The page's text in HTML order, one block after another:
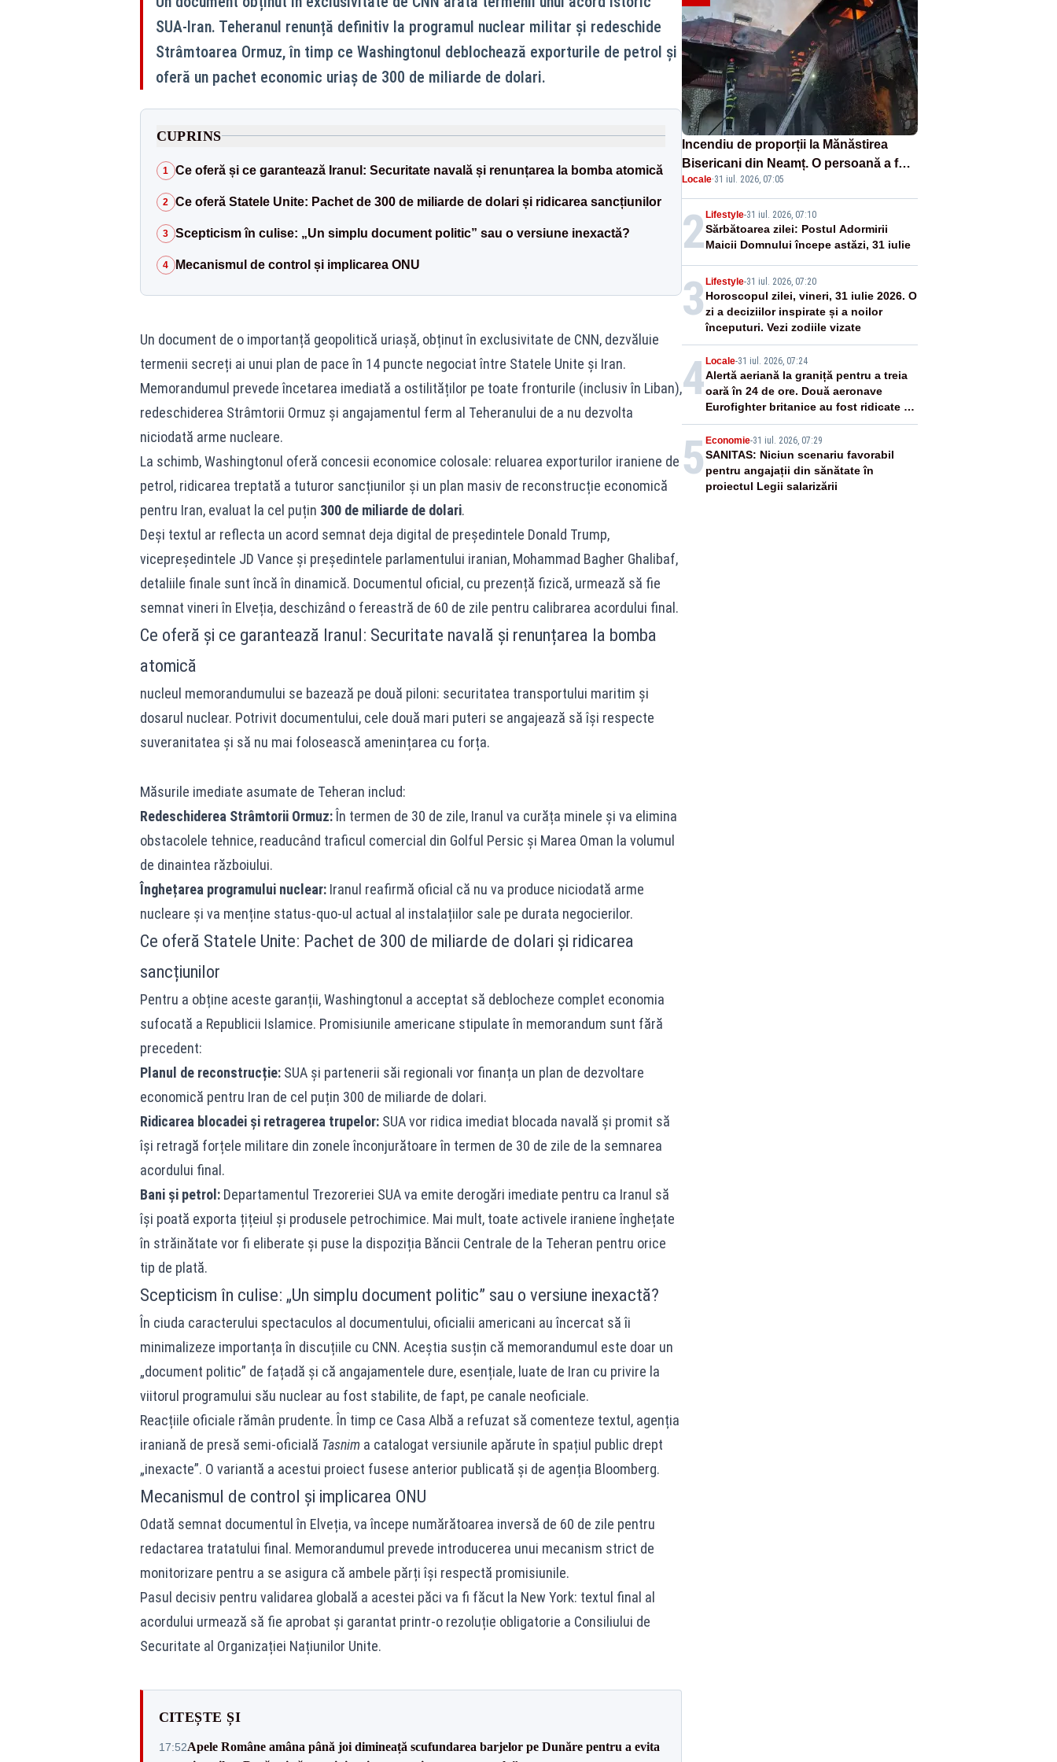
SUA-Iran. Teheranul renunță definitiv la programul nuclear militar și redeschide
Strâmtoarea Ormuz, în timp ce Washingtonul deblochează exporturile de petrol și
oferă un pachet economic uriaș de 300 de miliarde de dolari.
CUPRINS
1 Ce oferă și ce garantează Iranul: Securitate navală și renunțarea la bomba atomică
2 Ce oferă Statele Unite: Pachet de 300 de miliarde de dolari și ridicarea sancțiunilor
3 Scepticism în culise: „Un simplu document politic” sau o versiune inexactă?
4 Mecanismul de control și implicarea ONU
Un document de o importanță geopolitică uriașă, obținut în exclusivitate de CNN, dezvăluie
termenii secreți ai unui plan de pace în 14 puncte negociat între Statele Unite și Iran.
Memorandumul prevede încetarea imediată a ostilităților pe toate fronturile (inclusiv în Liban),
redeschiderea Strâmtorii Ormuz și angajamentul ferm al Teheranului de a nu dezvolta
niciodată arme nucleare.
La schimb, Washingtonul oferă concesii economice colosale: reluarea exporturilor iraniene de
petrol, ridicarea treptată a tuturor sancțiunilor și un plan masiv de reconstrucție economică
pentru Iran, evaluat la cel puțin 300 de miliarde de dolari.
Deși textul ar reflecta un acord semnat deja digital de președintele Donald Trump,
vicepreședintele JD Vance și președintele parlamentului iranian, Mohammad Bagher Ghalibaf,
detaliile finale sunt încă în dinamică. Documentul oficial, cu prezență fizică, urmează să fie
semnat vineri în Elveția, deschizând o fereastră de 60 de zile pentru calibrarea acordului final.
Ce oferă și ce garantează Iranul: Securitate navală și renunțarea la bomba
atomică
nucleul memorandumului se bazează pe două piloni: securitatea transportului maritim și
dosarul nuclear. Potrivit documentului, cele două mari puteri se angajează să își respecte
suveranitatea și să nu mai folosească amenințarea cu forța.
Măsurile imediate asumate de Teheran includ:
Redeschiderea Strâmtorii Ormuz:În termen de 30 de zile, Iranul va curăța minele și va elimina
obstacolele tehnice, readucând traficul comercial din Golful Persic și Marea Oman la volumul
de dinaintea războiului.
Înghețarea programului nuclear:Iranul reafirmă oficial că nu va produce niciodată arme
nucleare și va menține status-quo-ul actual al instalațiilor sale pe durata negocierilor.
Ce oferă Statele Unite: Pachet de 300 de miliarde de dolari și ridicarea
sancțiunilor
Pentru a obține aceste garanții, Washingtonul a acceptat să deblocheze complet economia
sufocată a Republicii Islamice. Promisiunile americane stipulate în memorandum sunt fără
precedent:
Planul de reconstrucție:SUA și partenerii săi regionali vor finanța un plan de dezvoltare
economică pentru Iran de cel puțin 300 de miliarde de dolari.
Ridicarea blocadei și retragerea trupelor:SUA vor ridica imediat blocada navală și promit să
își retragă forțele militare din zonele înconjurătoare în termen de 30 de zile de la semnarea
acordului final.
Bani și petrol:Departamentul Trezoreriei SUA va emite derogări imediate pentru ca Iranul să
își poată exporta țițeiul și produsele petrochimice. Mai mult, toate activele iraniene înghețate
în străinătate vor fi eliberate și puse la dispoziția Băncii Centrale de la Teheran pentru orice
tip de plată.
Scepticism în culise: „Un simplu document politic” sau o versiune inexactă?
În ciuda caracterului spectaculos al documentului, oficialii americani au încercat să îi
minimalizeze importanța în discuțiile cu CNN. Aceștia susțin că memorandumul este doar un
„document politic” de fațadă și că angajamentele dure, esențiale, luate de Iran cu privire la
viitorul programului său nuclear au fost stabilite, de fapt, pe canale neoficiale.
Reacțiile oficiale rămân prudente. În timp ce Casa Albă a refuzat să comenteze textul, agenția
iraniană de presă semi-oficială Tasnim a catalogat versiunile apărute în spațiul public drept
„inexacte”. O variantă a acestui proiect fusese anterior publicată și de agenția Bloomberg.
Mecanismul de control și implicarea ONU
Odată semnat documentul în Elveția, va începe numărătoarea inversă de 60 de zile pentru
redactarea tratatului final. Memorandumul prevede introducerea unui mecanism strict de
monitorizare pentru a se asigura că ambele părți își respectă promisiunile.
Pasul decisiv pentru validarea globală a acestei păci va fi făcut la New York: textul final al
acordului urmează să fie aprobat și garantat printr-o rezoluție obligatorie a Consiliului de
Securitate al Organizației Națiunilor Unite.
CITEȘTE ȘI
17:52Apele Române amâna până joi dimineață scufundarea barjelor pe Dunăre pentru a evita
Incendiu de proporții la Mănăstirea
Bisericani din Neamț. O persoană a fost
găsită carbonizată - FOTO/ VIDEO
Locale·31 iul. 2026, 07:05
2Lifestyle-31 iul. 2026, 07:10
Sărbătoarea zilei: Postul Adormirii
Maicii Domnului începe astăzi, 31 iulie
3 Lifestyle-31 iul. 2026, 07:20
Horoscopul zilei, vineri, 31 iulie 2026. O
zi a deciziilor inspirate și a noilor
începuturi. Vezi zodiile vizate
4Locale-31 iul. 2026, 07:24
Alertă aeriană la graniță pentru a treia
oară în 24 de ore. Două aeronave
Eurofighter britanice au fost ridicate de
la sol
5 Economie-31 iul. 2026, 07:29
SANITAS: Niciun scenariu favorabil
pentru angajații din sănătate în
proiectul Legii salarizării